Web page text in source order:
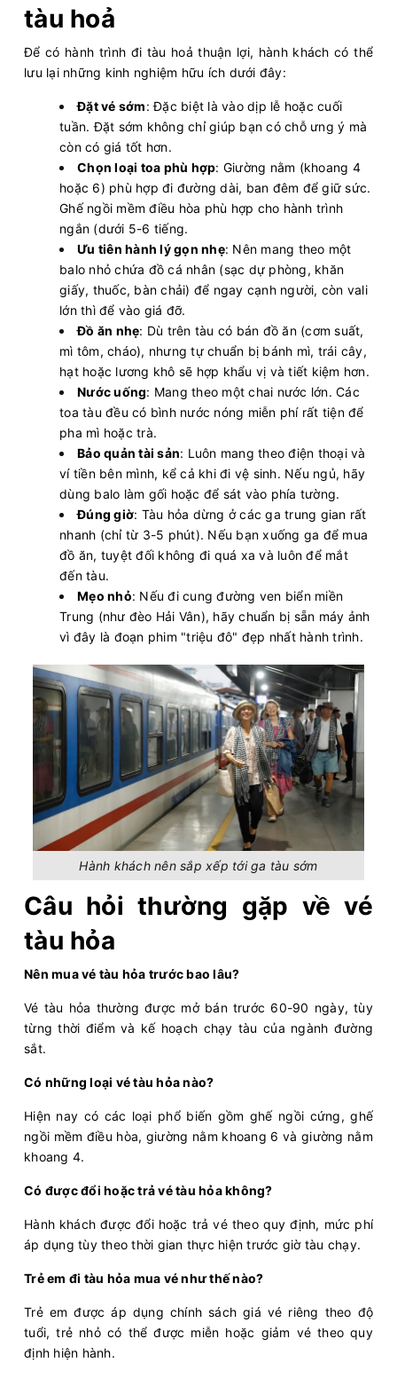
tàu hoả
Để có hành trình đi tàu hoả thuận lợi, hành khách có thể
lưu lại những kinh nghiệm hữu ích dưới đây:
Đặt vé sớm: Đặc biệt là vào dịp lễ hoặc cuối
tuần. Đặt sớm không chỉ giúp bạn có chỗ ưng ý mà
còn có giá tốt hơn.
Chọn loại toa phù hợp: Giường nằm (khoang 4
hoặc 6) phù hợp đi đường dài, ban đêm để giữ sức.
Ghế ngồi mềm điều hòa phù hợp cho hành trình
ngắn (dưới 5-6 tiếng.
Ưu tiên hành lý gọn nhẹ: Nên mang theo một
balo nhỏ chứa đồ cá nhân (sạc dự phòng, khăn
giấy, thuốc, bàn chải) để ngay cạnh người, còn vali
lớn thì để vào giá đỡ.
Đồ ăn nhẹ: Dù trên tàu có bán đồ ăn (cơm suất,
mì tôm, cháo), nhưng tự chuẩn bị bánh mì, trái cây,
hạt hoặc lương khô sẽ hợp khẩu vị và tiết kiệm hơn.
Nước uống: Mang theo một chai nước lớn. Các
toa tàu đều có bình nước nóng miễn phí rất tiện để
pha mì hoặc trà.
Bảo quản tài sản: Luôn mang theo điện thoại và
ví tiền bên mình, kể cả khi đi vệ sinh. Nếu ngủ, hãy
dùng balo làm gối hoặc để sát vào phía tường.
Đúng giờ: Tàu hỏa dừng ở các ga trung gian rất
nhanh (chỉ từ 3-5 phút). Nếu bạn xuống ga để mua
đồ ăn, tuyệt đối không đi quá xa và luôn để mắt
đến tàu.
Mẹo nhỏ: Nếu đi cung đường ven biển miền
Trung (như đèo Hải Vân), hãy chuẩn bị sẵn máy ảnh
vì đây là đoạn phim "triệu đô" đẹp nhất hành trình.
Hành khách nên sắp xếp tới ga tàu sớm
Câu hỏi thường gặp về vé
tàu hỏa
Nên mua vé tàu hỏa trước bao lâu?
Vé tàu hỏa thường được mở bán trước 60-90 ngày, tùy
từng thời điểm và kế hoạch chạy tàu của ngành đường
sắt.
Có những loại vé tàu hỏa nào?
Hiện nay có các loại phổ biến gồm ghế ngồi cứng, ghế
ngồi mềm điều hòa, giường nằm khoang 6 và giường nằm
khoang 4.
Có được đổi hoặc trả vé tàu hỏa không?
Hành khách được đổi hoặc trả vé theo quy định, mức phí
áp dụng tùy theo thời gian thực hiện trước giờ tàu chạy.
Trẻ em đi tàu hỏa mua vé như thế nào?
Trẻ em được áp dụng chính sách giá vé riêng theo độ
tuổi, trẻ nhỏ có thể được miễn hoặc giảm vé theo quy
định hiện hành.